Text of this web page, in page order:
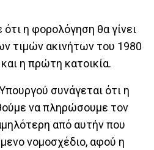
η φορολόγηση θα γίνει
τιμών ακινήτων του 1980
η πρώτη κατοικία.
συνάγεται ότι η
να πληρώσουμε τον
από αυτήν που
νομοσχέδιο, αφού η